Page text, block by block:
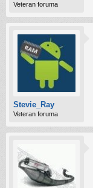
Veteran foruma
Stevie_Ray
Veteran foruma